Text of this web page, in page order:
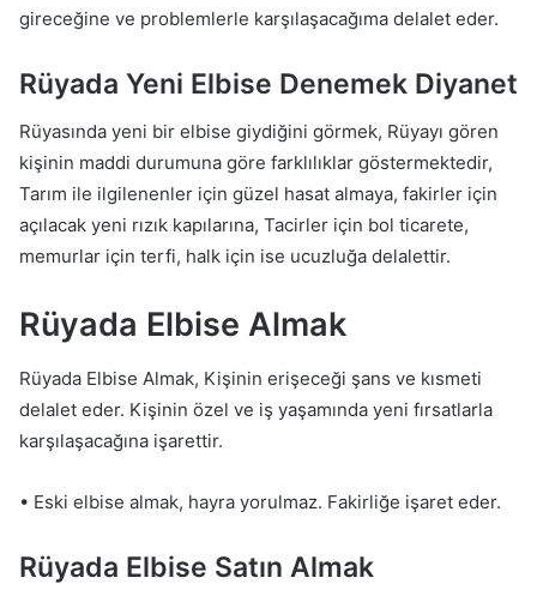
gireceğine ve problemlerle karşılaşacağıma delalet eder.
Rüyada Yeni Elbise Denemek Diyanet
Rüyasında yeni bir elbise giydiğini görmek, Rüyayı gören
kişinin maddi durumuna göre farklılıklar göstermektedir,
Tarım ile ilgilenenler için güzel hasat almaya, fakirler için
açılacak yeni rızık kapılarına, Tacirler için bol ticarete,
memurlar için terfi, halk için ise ucuzluğa delalettir.
Rüyada Elbise Almak
Rüyada Elbise Almak, Kişinin erişeceği şans ve kısmeti
delalet eder. Kişinin özel ve iş yaşamında yeni fırsatlarla
karşılaşacağına işarettir.
• Eski elbise almak, hayra yorulmaz. Fakirliğe işaret eder.
Rüyada Elbise Satın Almak